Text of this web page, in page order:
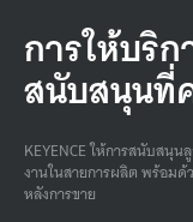
การให้บริ
สนับสนุนที่
KEYENCE ให้การสนับสนุ
งานในสายการผลิต พร้อม
หลังการขาย